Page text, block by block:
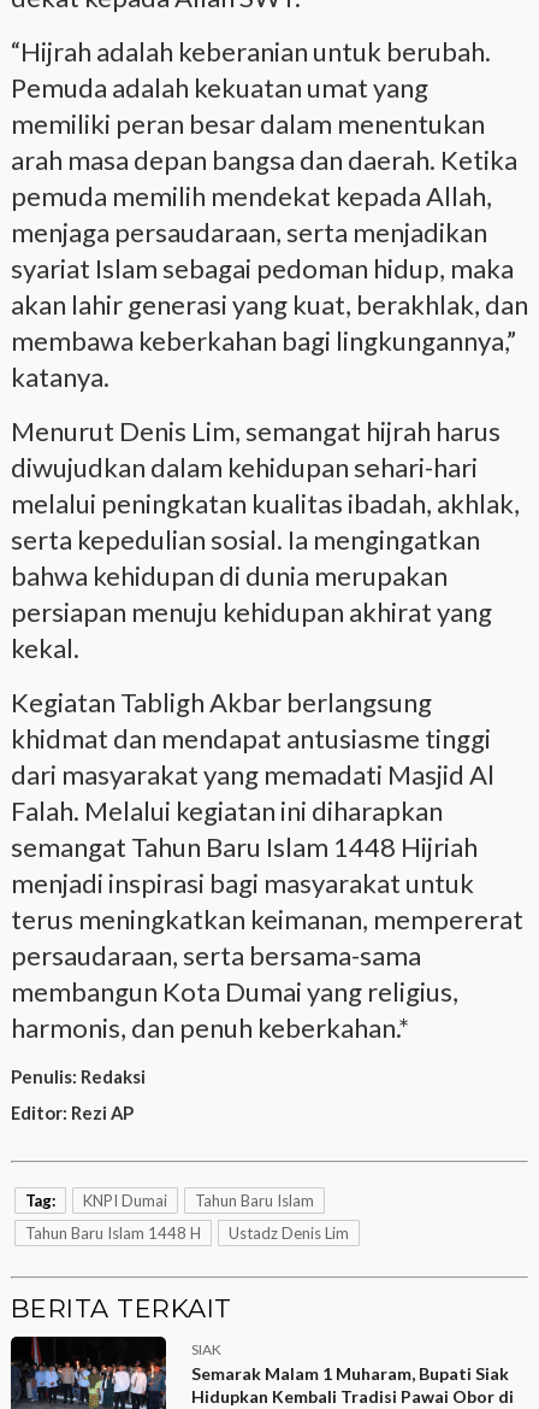
“Hijrah adalah keberanian untuk berubah.
Pemuda adalah kekuatan umat yang
memiliki peran besar dalam menentukan
arah masa depan bangsa dan daerah. Ketika
pemuda memilih mendekat kepada Allah,
menjaga persaudaraan, serta menjadikan
syariat Islam sebagai pedoman hidup, maka
akan lahir generasi yang kuat, berakhlak, dan
membawa keberkahan bagi lingkungannya,”
katanya.
Menurut Denis Lim, semangat hijrah harus
diwujudkan dalam kehidupan sehari-hari
melalui peningkatan kualitas ibadah, akhlak,
serta kepedulian sosial. Ia mengingatkan
bahwa kehidupan di dunia merupakan
persiapan menuju kehidupan akhirat yang
kekal.
Kegiatan Tabligh Akbar berlangsung
khidmat dan mendapat antusiasme tinggi
dari masyarakat yang memadati Masjid Al
Falah. Melalui kegiatan ini diharapkan
semangat Tahun Baru Islam 1448 Hijriah
menjadi inspirasi bagi masyarakat untuk
terus meningkatkan keimanan, mempererat
persaudaraan, serta bersama-sama
membangun Kota Dumai yang religius,
harmonis, dan penuh keberkahan.*
Penulis: Redaksi
Editor: Rezi AP
Tag: KNPI Dumai
Tahun Baru Islam
Tahun Baru Islam 1448 H
Ustadz Denis Lim
BERITA TERKAIT
SIAK
Semarak Malam 1 Muharam, Bupati Siak
Hidupkan Kembali Tradisi Pawai Obor di